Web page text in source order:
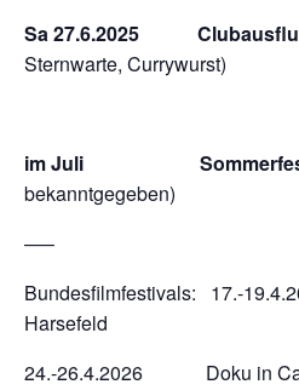
Sa 27.6.2025
Sternwarte, Currywurst)
im Juli
bekanntgegeben)
—–
Bundesfilmfestivals: 17.-
Harsefeld
24.-26.4.2026 Doku in